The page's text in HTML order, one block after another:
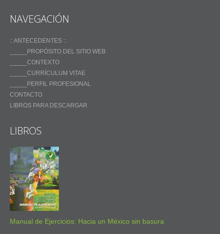
NAVEGACIÓN
:: ANTECEDENTES ::
_____PROPÓSITO DEL SITIO WEB
_____CONTEXTO
_____CURRÍCULUM VITAE
_____PERFIL PROFESIONAL
CONTACTO
LIBROS PARA DESCARGAR
LIBROS
Manual de Ejercicios: Hacia un México sin basura